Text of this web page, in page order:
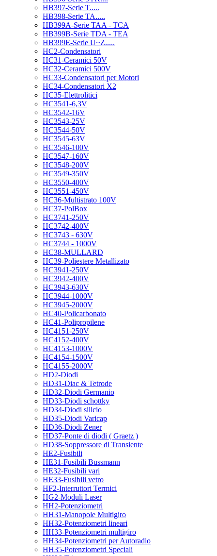
HB397-Serie T.....
HB398-Serie TA.....
HB399A-Serie TAA - TCA
HB399B-Serie TDA - TEA
HB399E-Serie U~Z.....
HC2-Condensatori
HC31-Ceramici 50V
HC32-Ceramici 500V
HC33-Condensatori per Motori
HC34-Condensatori X2
HC35-Elettrolitici
HC3541-6,3V
HC3542-16V
HC3543-25V
HC3544-50V
HC3545-63V
HC3546-100V
HC3547-160V
HC3548-200V
HC3549-350V
HC3550-400V
HC3551-450V
HC36-Multistrato 100V
HC37-PolBox
HC3741-250V
HC3742-400V
HC3743 - 630V
HC3744 - 1000V
HC38-MULLARD
HC39-Poliestere Metallizato
HC3941-250V
HC3942-400V
HC3943-630V
HC3944-1000V
HC3945-2000V
HC40-Policarbonato
HC41-Polipropilene
HC4151-250V
HC4152-400V
HC4153-1000V
HC4154-1500V
HC4155-2000V
HD2-Diodi
HD31-Diac & Tetrode
HD32-Diodi Germanio
HD33-Diodi schottky
HD34-Diodi silicio
HD35-Diodi Varicap
HD36-Diodi Zener
HD37-Ponte di diodi ( Graetz )
HD38-Soppressore di Transiente
HE2-Fusibili
HE31-Fusibili Bussmann
HE32-Fusibili vari
HE33-Fusibili vetro
HF2-Interruttori Termici
HG2-Moduli Laser
HH2-Potenziometri
HH31-Manopole Multigiro
HH32-Potenziometri lineari
HH33-Potenziometri multigiro
HH34-Potenziometri per Autoradio
HH35-Potenziometri Speciali